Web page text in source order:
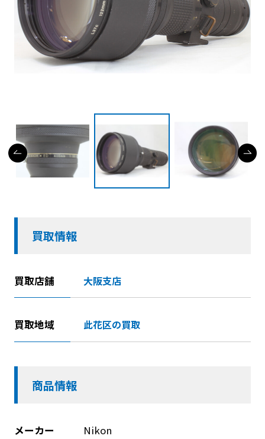
買取情報
買取店舗 大阪支店
買取地域 此花区の買取
商品情報
メーカー Nikon